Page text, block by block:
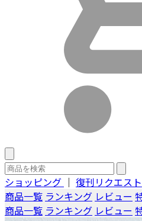
ショッピング ｜ 復刊リクエスト
商品一覧 ランキング レビュー
商品一覧 ランキング レビュー